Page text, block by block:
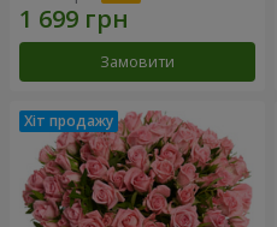
Замовити